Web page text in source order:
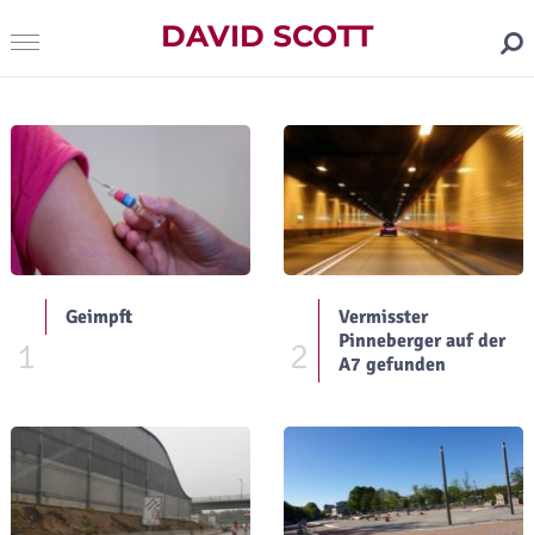
DAVID SCOTT
1
Geimpft
2
Vermisster
Pinneberger auf der
A7 gefunden